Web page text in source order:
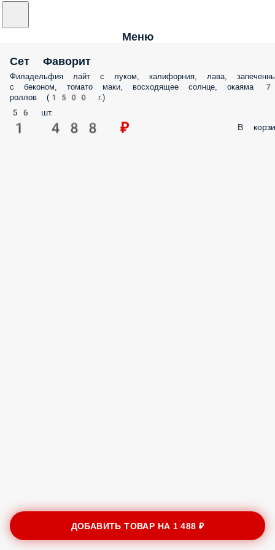
Меню
Сет Фаворит
Филадельфия лайт с луком, калифорния, лава,
с беконом, томато маки, восходящее солнце, окаяма 7
роллов (1500 г.)
56 шт.
1 488 ₽ В
ДОБАВИТЬ ТОВАР НА 1 488 ₽